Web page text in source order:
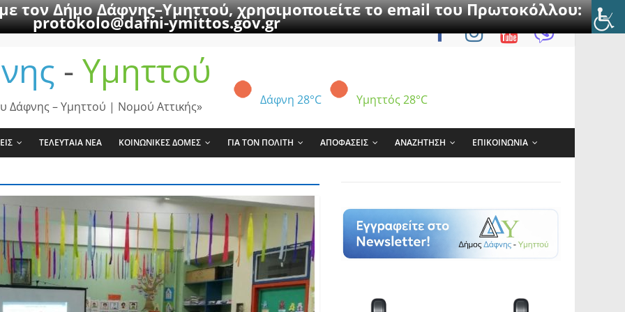
τον Δήμο Δάφνης–Υμηττού, χρησιμοποιείτε το email του Πρωτοκόλλου:
protokolo@dafni-ymittos.gov.gr
- Υμηττού
Δάφνη 28°C Υμηττός 28°C
Δάφνης – Υμηττού | Νομού Αττικής»
ΤΕΛΕΥΤΑΙΑ ΝΕΑ ΚΟΙΝΩΝΙΚΕΣ ΔΟΜΕΣ ΓΙΑ ΤΟΝ ΠΟΛΙΤΗ ΑΠΟΦΑΣΕΙΣ ΑΝΑΖΗΤΗΣΗ ΕΠΙΚΟΙΝΩΝΙΑ